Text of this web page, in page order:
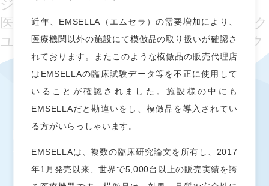
プライバシーポリシー
お問い合わせ
ジョイクリニック
医療法人社団 順惺会 KOSHOクリニック
ユリ・シェリエ レディース クリニック
近年、EMSELLA（エムセラ）の需要増加により、
医療機関以外の施設にて模倣品の取り扱いが確認さ
れております。またこのような模倣品の販売代理店
はEMSELLAの臨床試験データ等を不正に使用して
いることが確認されました。施設様の中にも
EMSELLAだと勘違いをし、模倣品を導入されてい
る方がいらっしゃいます。
EMSELLAは、複数の臨床研究論文を所有し、2017
年1月発売以来、世界で5,000台以上の販売実績を誇